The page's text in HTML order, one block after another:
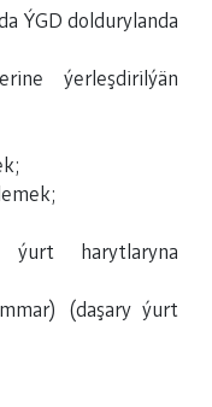
ÝGD doldurylanda
ýerleşdirilýän
harytlaryna
(daşary ýurt